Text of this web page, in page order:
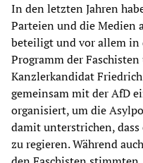
In den letzten Jahren
Parteien und die Medien
beteiligt und vor allem
Programm der
Kanzlerkandidat
gemeinsam mit der AfD
organisiert, um die
damit unterstrichen,
zu regieren. Während